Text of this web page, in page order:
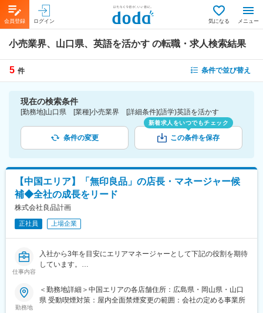
会員登録 ログイン 気になる メニュー
小売業界、山口県、英語を活かす の転職・求人検索結果
5 件 条件で並び替え
現在の検索条件
[勤務地]山口県 [業種]小売業界 [詳細条件](語学)英語を活かす
条件の変更
新着求人をいつでもチェック
この条件を保存
【中国エリア】「無印良品」の店長・マネージャー候
補◆全社の成長をリード
株式会社良品計画
正社員 上場企業
仕事内容
入社から3年を目安にエリアマネージャーとして下記の役割を期待
しています。
て戦略を立案・実行すること
◇個店経営を実現できる店長の育成を、部下であるブロックマネ
勤務地
＜勤務地詳細＞中国エリアの各店舗住所：広島県・岡山県・山口
県 受動喫煙対策：屋内全面禁煙変更の範囲：会社の定める事業所